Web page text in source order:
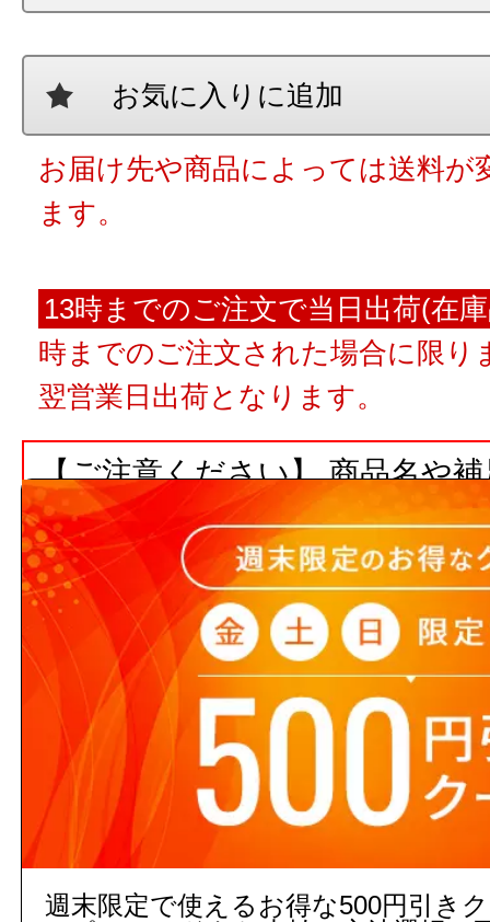
お気に入りに追加
お届け先や商品によっては送料が
ます。
13時までのご注文で当日出荷(在
時までのご注文された場合に限り
翌営業日出荷となります。
【ご注意ください】 商品名や
ト数が入っていない場合、単品
注文の際の合計金額は発注単位
でご注意下さい。
3,000円以上(税込) のご注文
１０営業日出荷(メーカー手配
品)
商品コード： 販売価格
週末限定で使えるお得な500円引き